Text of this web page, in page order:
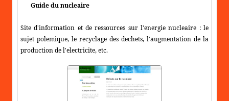
Guide du nucleaire
Site d'information et de ressources sur l'energie nucleaire : le
sujet polemique, le recyclage des dechets, l'augmentation de la
production de l'electricite, etc.